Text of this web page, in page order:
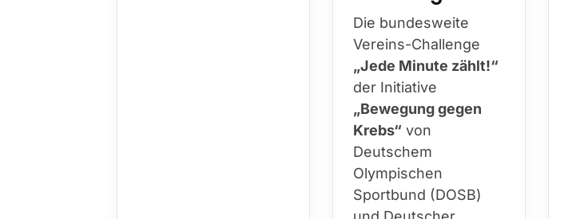
Die bundesweite
Vereins-Challenge
„Jede Minute zählt!“
der Initiative
„Bewegung gegen
Krebs“ von
Deutschem
Olympischen
Sportbund (DOSB)
und Deutscher …